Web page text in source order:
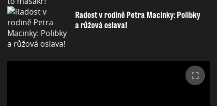
Radost v rodině Petra Macinky: Polibky
a růžová oslava!